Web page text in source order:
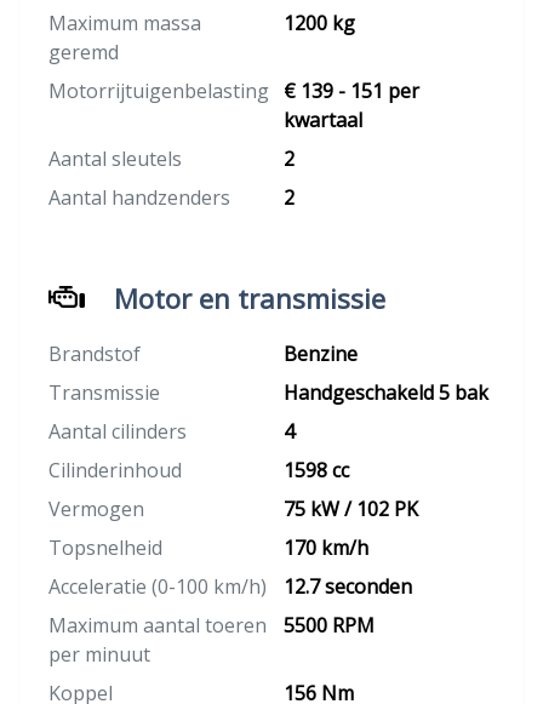
Maximum massa
geremd
1200 kg
Motorrijtuigenbelasting € 139 - 151 per
kwartaal
Aantal sleutels
2
Aantal handzenders
2
Motor en transmissie
Brandstof
Benzine
Transmissie
Handgeschakeld 5 bak
Aantal cilinders
4
Cilinderinhoud
1598 cc
Vermogen
75 kW / 102 PK
Topsnelheid
170 km/h
Acceleratie (0-100 km/h)
12.7 seconden
Maximum aantal toeren
per minuut
5500 RPM
Koppel
156 Nm